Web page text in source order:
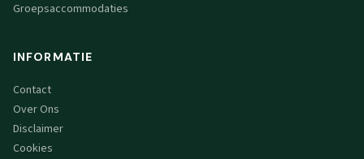
Groepsaccommodaties
INFORMATIE
Contact
Over Ons
Disclaimer
Cookies